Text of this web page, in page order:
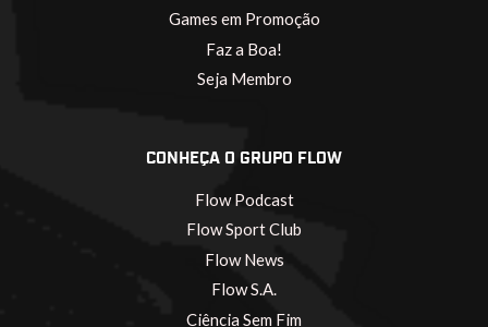
Games em Promoção
Faz a Boa!
Seja Membro
CONHEÇA O GRUPO FLOW
Flow Podcast
Flow Sport Club
Flow News
Flow S.A.
Ciência Sem Fim